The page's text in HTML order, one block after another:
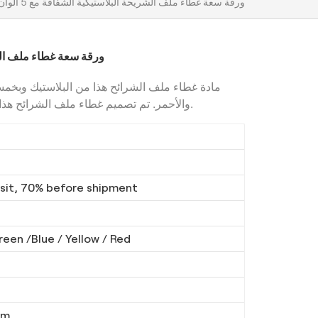
50 ورقة سعة غطاء ملف
مادة غطاء ملف الشرائح هذا من البلاستيك
والأحمر. تم تصميم غطاء ملف الشرائح هذا لفتحه 180 درجة لسهولة القراءة والعرض.
70% before shipment
/Blue / Yellow / Red